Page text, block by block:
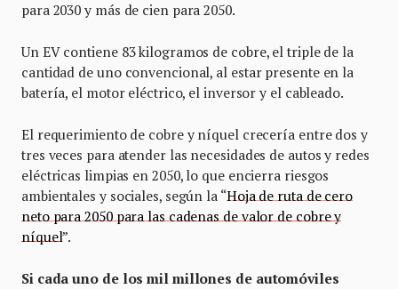
para 2030 y más de cien para 2050.
Un EV contiene 83 kilogramos de cobre, el triple de la
cantidad de uno convencional, al estar presente en la
batería, el motor eléctrico, el inversor y el cableado.
El requerimiento de cobre y níquel crecería entre dos y
tres veces para atender las necesidades de autos y redes
eléctricas limpias en 2050, lo que encierra riesgos
ambientales y sociales, según la “Hoja de ruta de cero
neto para 2050 para las cadenas de valor de cobre y
níquel”.
Si cada uno de los mil millones de automóviles